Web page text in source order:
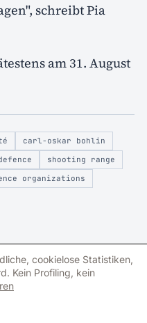
schreibt Pia
am 31. August
carl-oskar bohlin
shooting range
organizations
the article
from the article
cookielose Statistiken,
Kein Profiling, kein